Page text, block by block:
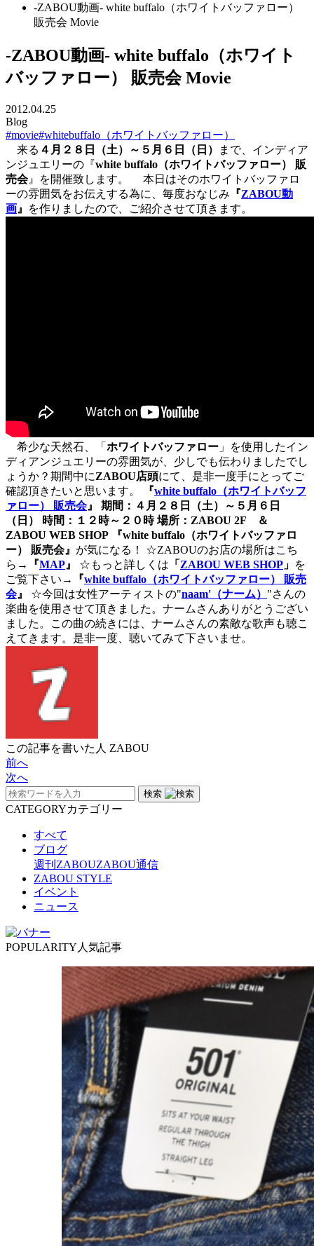
-ZABOU動画- white buffalo（ホワイトバッファロー）
販売会 Movie
-ZABOU動画- white buffalo（ホワイト
バッファロー） 販売会 Movie
2012.04.25
Blog
#movie#whitebuffalo（ホワイトバッファロー）
来る ４月２８日（土）～５月６日（日）
まで、インディア
ンジュエリーの『white buffalo（ホワイトバッファロー） 販
売会』を開催致します。 本日はそのホワイトバッファロ
ーの雰囲気をお伝えする為に、毎度おなじみ 『ZABOU動
画 』 を作りましたので、ご紹介させて頂きます。
希少な天然石、「 ホワイトバッファロー 」を使用したイン
ディアンジュエリーの雰囲気が、少しでも伝わりましたでし
ょうか？期間中にZABOU店頭にて、是非一度手にとってご
確認頂きたいと思います。
『white buffalo（ホワイトバッフ
ァロー） 販売会』 期間：４月２８日（土）～５月６日
（日） 時間：１２時～２０時 場所：ZABOU 2F ＆
ZABOU WEB SHOP
『white buffalo（ホワイトバッファロ
ー） 販売会』 が気になる！ ☆ZABOUのお店の場所はこち
ら →『MAP 』 ☆もっと詳しくは 「 ZABOU WEB SHOP 」 を
ご覧下さい →『white buffalo（ホワイトバッファロー） 販売
会』 ☆今回は女性アーティストの"naam'（ナーム） "さんの
楽曲を使用させて頂きました。ナームさんありがとうござい
ました。この曲の続きには、ナームさんの素敵な歌声も聴こ
えてきます。是非一度、聴いてみて下さいませ。
この記事を書いた人 ZABOU
前へ
次へ
検索
CATEGORYカテゴリー
すべて
ブログ
週刊ZABOUZABOU通信
ZABOU STYLE
イベント
ニュース
POPULARITY 人気記事